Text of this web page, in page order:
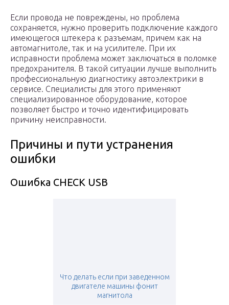
Если провода не повреждены, но проблема
сохраняется, нужно проверить подключение каждого
имеющегося штекера к разъемам, причем как на
автомагнитоле, так и на усилителе. При их
исправности проблема может заключаться в поломке
предохранителя. В такой ситуации лучше выполнить
профессиональную диагностику автоэлектрики в
сервисе. Специалисты для этого применяют
специализированное оборудование, которое
позволяет быстро и точно идентифицировать
причину неисправности.
Причины и пути устранения
ошибки
Ошибка CHECK USB
Что делать если при заведенном
двигателе машины фонит
магнитола